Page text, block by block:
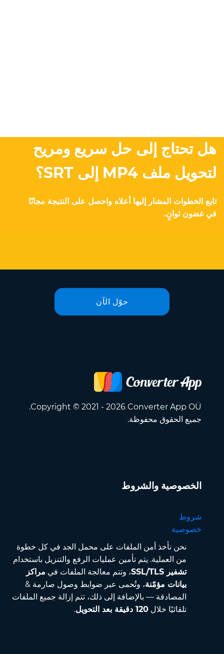
هل تحتاج إلى حل سريع ومريح
لتحويل ملف MP4 إلى SRT؟
تابع الخطوات المشار إليها أعلاه واحصل على النتيجة مجانًا
في غضون ثوانٍ.
حوّل الآن
Copyright © 2021 - 2026 Converter App OÜ.
جميع الحقوق محفوظة.
الخصوصية والشروط
شروط
خصوصية
نحن نأخذ أمن الملفات على محمل الجد في كل خطوة
من العملية. يتم تأمين عمليات الرفع والتنزيل باستخدام
تشفير SSL/TLS
، وتتم معالجة الملفات في مراكز
بيانات مؤمّنة، وتُحمى عبر ضوابط وصول صارمة &
المصادقة — بالإضافة إلى ذلك، تتم إزالة جميع الملفات
تلقائيًا خلال 120 دقيقة بعد التحويل .